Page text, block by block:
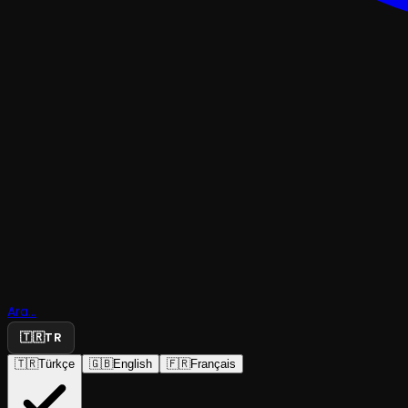
Ara...
🇹🇷TR
🇹🇷Türkçe 🇬🇧English 🇫🇷Français
Han-gi